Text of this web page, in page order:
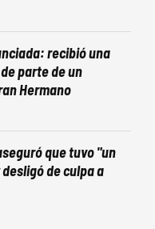
recibió una
parte de un
Hermano
que tuvo "un
de culpa a